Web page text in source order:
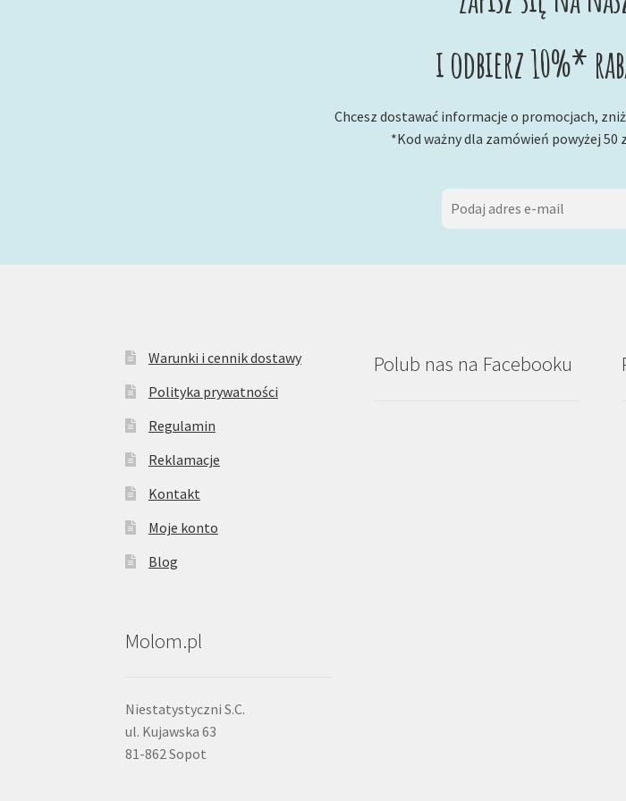
i odbierz 10%*
Chcesz dostawać informacje o promocjach,
*Kod ważny dla zamówień powyżej 50
Warunki i cennik dostawy
Polityka prywatności
Regulamin
Reklamacje
Kontakt
Moje konto
Blog
Molom.pl
Niestatystyczni S.C.
ul. Kujawska 63
81-862 Sopot
Polub nas na Facebooku